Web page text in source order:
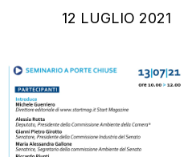
12 LUGLIO 2021